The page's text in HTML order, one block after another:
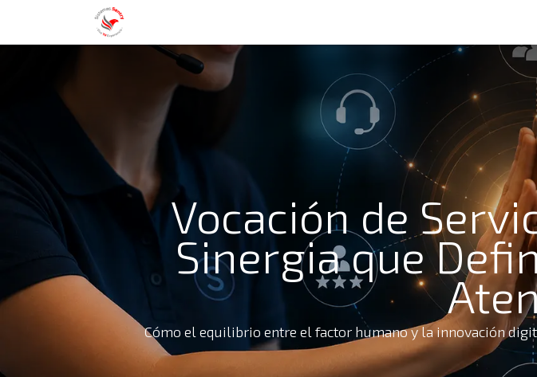
Vocación de
Sinergia que
Cómo el equilibrio entre el factor humano y la innovación